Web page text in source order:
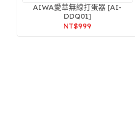
享新耀電器專屬維修服務，售後服務
沒煩惱
AIWA愛華無線打蛋器 [AI-
DDQ01]
NT$999